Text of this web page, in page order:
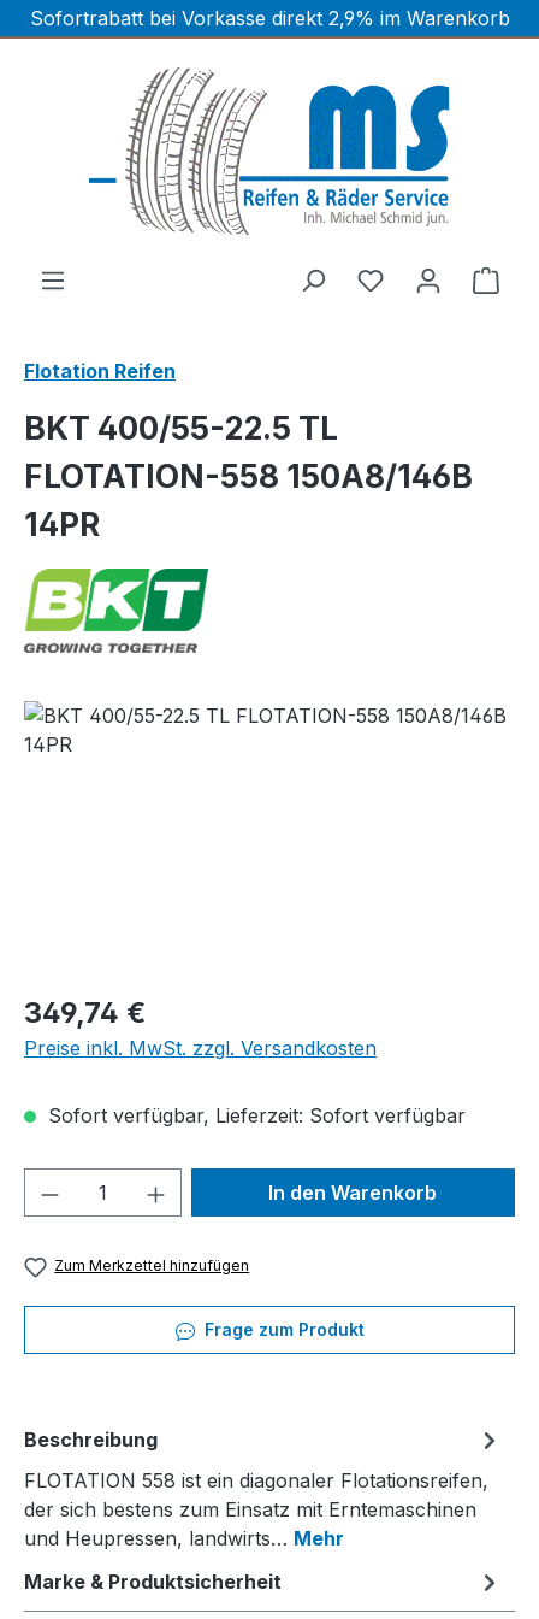
Zum Hauptinhalt springen
Sofortrabatt bei Vorkasse direkt 2,9% im Warenkorb
Flotation Reifen
BKT 400/55-22.5 TL
FLOTATION-558 150A8/146B
14PR
Bildergalerie überspringen
Regulärer Preis:
349,74 €
Preise inkl. MwSt. zzgl. Versandkosten
Sofort verfügbar, Lieferzeit: Sofort verfügbar
Produkt Anzahl: Gib denIn den Warenkorb
Zum Merkzettel hinzufügen
Frage zum Produkt
Beschreibung
FLOTATION 558 ist ein diagonaler Flotationsreifen,
der sich bestens zum Einsatz mit Erntemaschinen
und Heupressen, landwirts… Mehr
Marke & Produktsicherheit